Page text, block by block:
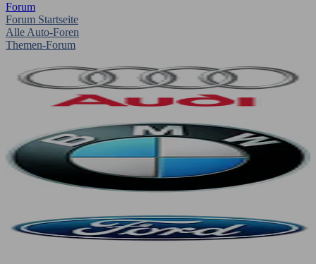
Forum
Forum Startseite
Alle Auto-Foren
Themen-Forum